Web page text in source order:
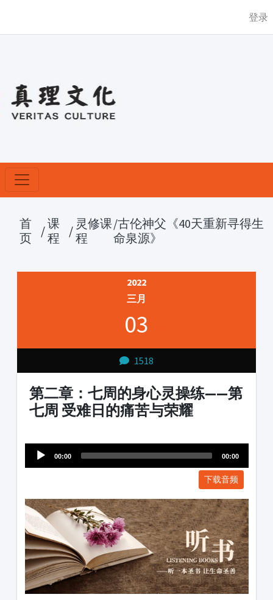
登录
首
页
/课
程
/ 灵修课
程
/古伦神父《40天重新寻得生
命泉源》
2022
三月
03
1518
第二章：七周的身心灵操练——第
七周 ​受难日的痛苦与荣耀
Player
00:00 00:00
下载音频